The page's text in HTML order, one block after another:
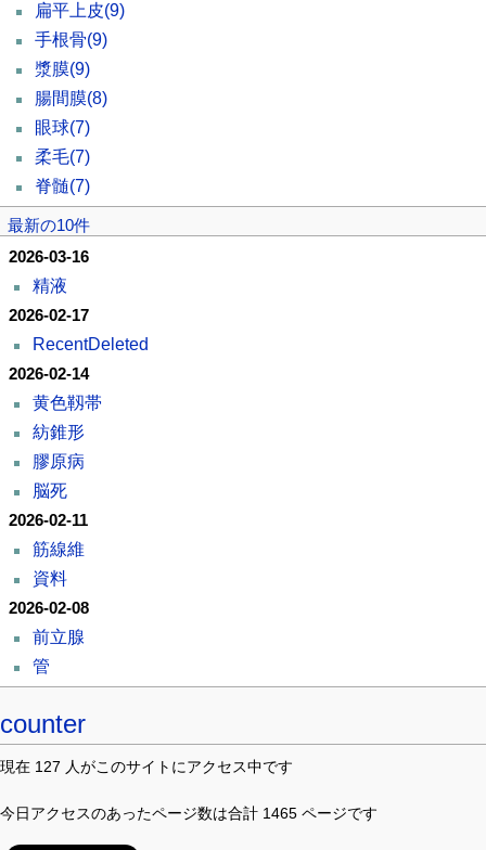
扁平上皮(9)
手根骨(9)
漿膜(9)
腸間膜(8)
眼球(7)
柔毛(7)
脊髄(7)
最新の10件
2026-03-16
精液
2026-02-17
RecentDeleted
2026-02-14
黄色靱帯
紡錐形
膠原病
脳死
2026-02-11
筋線維
資料
2026-02-08
前立腺
管
counter
現在 127 人がこのサイトにアクセス中です
今日アクセスのあったページ数は合計 1465 ページです